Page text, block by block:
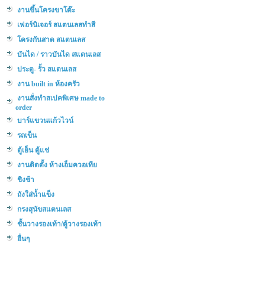
งานขึ้นโครงขาโต๊ะ
เฟอร์นิเจอร์ สแตนเลสทำสี
โครงกันสาด สแตนเลส
บันได / ราวบันได สแตนเลส
ประตู- รั้ว สแตนเลส
งาน built in ห้องครัว
งานสั่งทำสเปคพิเศษ made to
order
บาร์แขวนแก้วไวน์
รถเข็น
ตู้เย็น ตู้แช่
งานติดตั้ง ห้างเอ็มควอเทีย
ชิงช้า
ถังใส่น้ำแข็ง
กรงสุนัขสแตนเลส
ชั้นวางรองเท้า/ตู้วางรองเท้า
อื่นๆ